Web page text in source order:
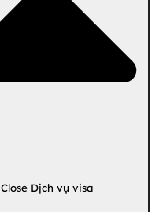
Close Dịch vụ visa